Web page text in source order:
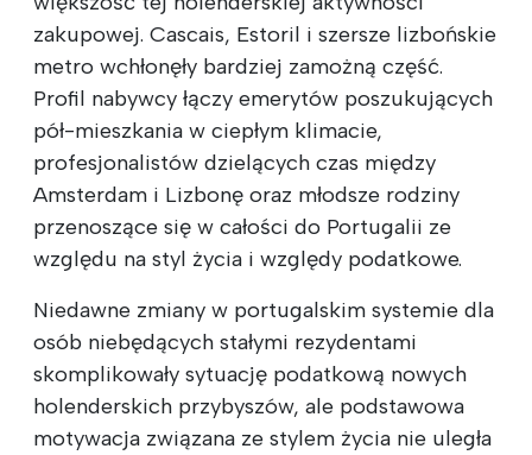
zakupowej. Cascais, Estoril i szersze lizbońskie
metro wchłonęły bardziej zamożną część.
Profil nabywcy łączy emerytów poszukujących
pół-mieszkania w ciepłym klimacie,
profesjonalistów dzielących czas między
Amsterdam i Lizbonę oraz młodsze rodziny
przenoszące się w całości do Portugalii ze
względu na styl życia i względy podatkowe.
Niedawne zmiany w portugalskim systemie dla
osób niebędących stałymi rezydentami
skomplikowały sytuację podatkową nowych
holenderskich przybyszów, ale podstawowa
motywacja związana ze stylem życia nie uległa